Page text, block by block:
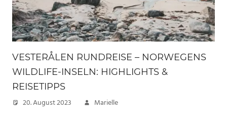
VESTERÅLEN RUNDREISE – NORWEGENS
WILDLIFE-INSELN: HIGHLIGHTS &
REISETIPPS
20. August 2023 Marielle